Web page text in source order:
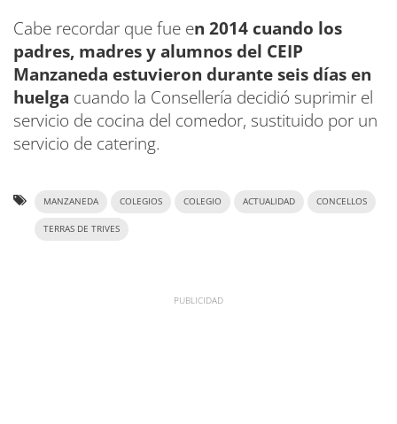
Cabe recordar que fue en 2014 cuando los
padres, madres y alumnos del CEIP
Manzaneda estuvieron durante seis días en
huelga cuando la Consellería decidió suprimir el
servicio de cocina del comedor, sustituido por un
servicio de catering.
MANZANEDA COLEGIOS COLEGIO ACTUALIDAD CONCELLOS
TERRAS DE TRIVES